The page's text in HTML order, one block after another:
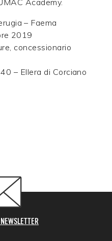
Academy.
– Faema
2019
concessionario
– Ellera di Corciano